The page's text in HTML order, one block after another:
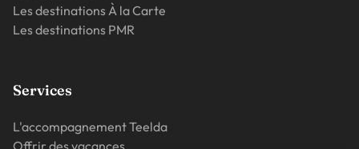
Les destinations À la Carte
Les destinations PMR
Services
L'accompagnement Teelda
Offrir des vacances